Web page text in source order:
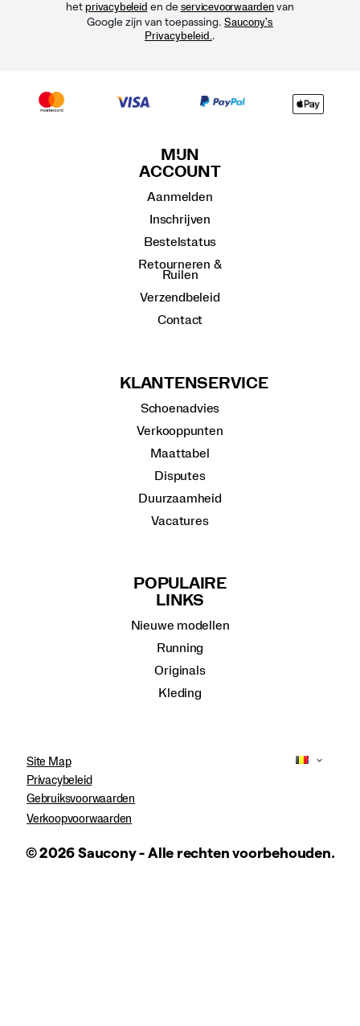
het privacybeleid en de servicevoorwaardenvan
Google zijn van toepassing. Saucony's
Privacybeleid..
MIJN
ACCOUNT
Aanmelden
Inschrijven
Bestelstatus
Retourneren &
Ruilen
Verzendbeleid
Contact
KLANTENSERVICE
Schoenadvies
Verkooppunten
Maattabel
Disputes
Duurzaamheid
Vacatures
POPULAIRE
LINKS
Nieuwe modellen
Running
Originals
Kleding
Site Map
Privacybeleid
Gebruiksvoorwaarden
Verkoopvoorwaarden
© 2026 Saucony - Alle rechten voorbehouden.